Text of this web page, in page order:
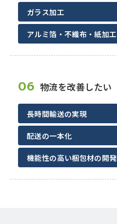
ガラス加工
アルミ箔・不織布・紙加工
06 物流を改善したい
長時間輸送の実現
配送の一本化
機能性の高い梱包材の開発